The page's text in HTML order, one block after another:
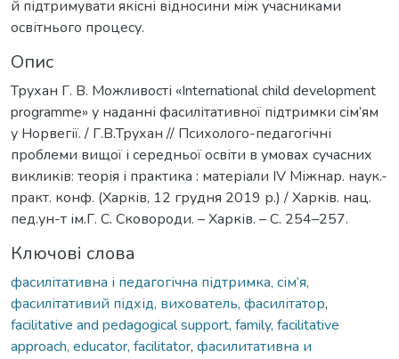
й підтримувати якісні відносини між учасниками
освітнього процесу.
Опис
Трухан Г. В. Можливості «International child development
programme» у наданні фасилітативної підтримки сім’ям
у Норвегії. / Г.В.Трухан // Психолого-педагогічні
проблеми вищої і середньої освіти в умовах сучасних
викликів: теорія і практика : матеріали ІV Міжнар. наук.-
практ. конф. (Харків, 12 грудня 2019 р.) / Харків. нац.
пед.ун-т ім.Г. С. Сковороди. – Харків. – С. 254–257.
Ключові слова
фасилітативна і педагогічна підтримка, сім’я,
фасилітативий підхід, вихователь, фасилітатор,
facilitative and pedagogical support, family, facilitative
approach, educator, facilitator, фасилитативна и